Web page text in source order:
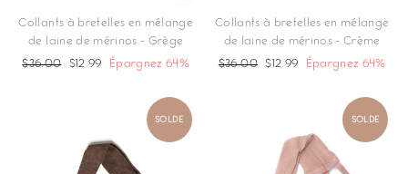
Collants à bretelles en mélange
de laine de mérinos - Grège
Prix
$36.00
Prix
$12.99 Épargnez 64%
Collants à bretelles en mélange
de laine de mérinos - Crème
Prix
$36.00
Prix
$12.99 Épargnez 64%
SOLDE SOLDE